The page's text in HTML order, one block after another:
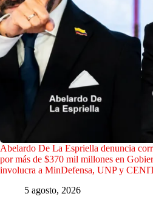
Abelardo De La Espriella denuncia
por más de $370 mil millones en
involucra a MinDefensa, UNP y
5 agosto, 2026